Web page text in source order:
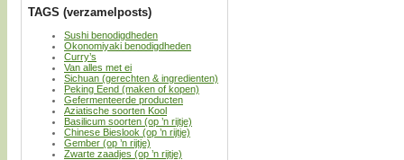
TAGS (verzamelposts)
Sushi benodigdheden
Okonomiyaki benodigdheden
Curry’s
Van alles met ei
Sichuan (gerechten & ingredienten)
Peking Eend (maken of kopen)
Gefermenteerde producten
Aziatische soorten Kool
Basilicum soorten (op ’n rijtje)
Chinese Bieslook (op ’n rijtje)
Gember (op ’n rijtje)
Zwarte zaadjes (op ’n rijtje)